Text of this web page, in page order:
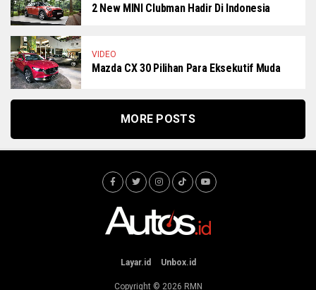
2 New MINI Clubman Hadir Di Indonesia
VIDEO
Mazda CX 30 Pilihan Para Eksekutif Muda
MORE POSTS
Layar.id Unbox.id
Copyright © 2026 RMN